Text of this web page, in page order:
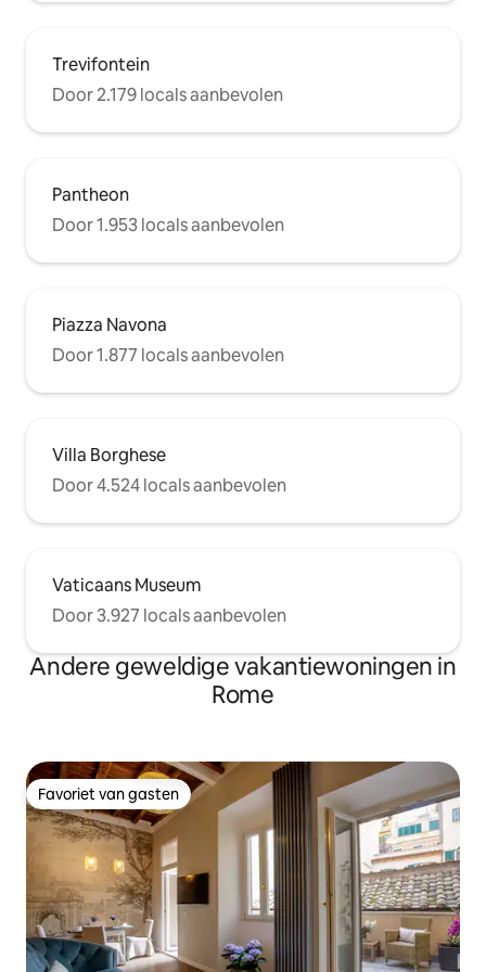
Trevifontein
Door 2.179 locals aanbevolen
Pantheon
Door 1.953 locals aanbevolen
Piazza Navona
Door 1.877 locals aanbevolen
Villa Borghese
Door 4.524 locals aanbevolen
Vaticaans Museum
Door 3.927 locals aanbevolen
Andere geweldige vakantiewoningen in
Rome
Favoriet van gasten
Favoriet van gasten